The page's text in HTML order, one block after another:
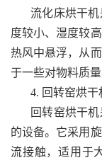
流化床烘干
度较小、湿度较
热风中悬浮，从
于一些对物料质
4. 回转窑烘干
回转窑烘干
的设备。它采用
流接触，适用于